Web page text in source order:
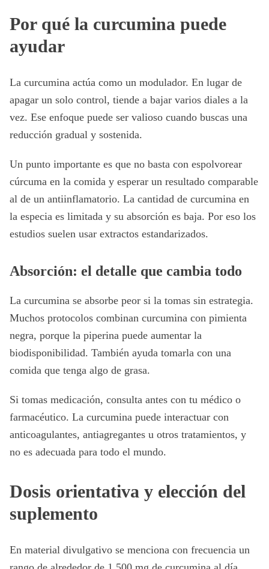
Por qué la curcumina puede
ayudar
La curcumina actúa como un modulador. En lugar de
apagar un solo control, tiende a bajar varios diales a la
vez. Ese enfoque puede ser valioso cuando buscas una
reducción gradual y sostenida.
Un punto importante es que no basta con espolvorear
cúrcuma en la comida y esperar un resultado comparable
al de un antiinflamatorio. La cantidad de curcumina en
la especia es limitada y su absorción es baja. Por eso los
estudios suelen usar extractos estandarizados.
Absorción: el detalle que cambia todo
La curcumina se absorbe peor si la tomas sin estrategia.
Muchos protocolos combinan curcumina con pimienta
negra, porque la piperina puede aumentar la
biodisponibilidad. También ayuda tomarla con una
comida que tenga algo de grasa.
Si tomas medicación, consulta antes con tu médico o
farmacéutico. La curcumina puede interactuar con
anticoagulantes, antiagregantes u otros tratamientos, y
no es adecuada para todo el mundo.
Dosis orientativa y elección del
suplemento
En material divulgativo se menciona con frecuencia un